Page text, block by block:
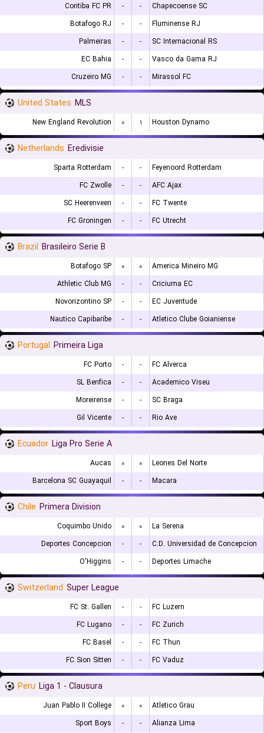
Coritiba FC PR
- -
Chapecoense SC
Botafogo RJ
- -
Fluminense RJ
Palmeiras
- -
SC Internacional RS
EC Bahia
- -
Vasco da Gama RJ
Cruzeiro MG
- - Mirassol FC
United States MLS
New England Revolution ۰ ۱ Houston Dynamo
Netherlands Eredivisie
Sparta Rotterdam - -
Feyenoord Rotterdam
FC Zwolle
- -
AFC Ajax
SC Heerenveen
- -
FC Twente
FC Groningen
- - FC Utrecht
Brazil Brasileiro Serie B
Botafogo SP ۰ ۰
America Mineiro MG
Athletic Club MG
- -
Criciuma EC
Novorizontino SP
- -
EC Juventude
Nautico Capibaribe
- - Atletico Clube Goianiense
Portugal Primeira Liga
FC Porto - -
FC Alverca
SL Benfica
- -
Academico Viseu
Moreirense
- -
SC Braga
Gil Vicente
- - Rio Ave
Ecuador Liga Pro Serie A
Aucas ۰ ۰
Leones Del Norte
Barcelona SC Guayaquil
- - Macara
Chile Primera Division
Coquimbo Unido ۰ ۰
La Serena
Deportes Concepcion
- -
C.D. Universidad de Concepcion
O'Higgins
- - Deportes Limache
Switzerland Super League
FC St. Gallen - -
FC Luzern
FC Lugano
- -
FC Zurich
FC Basel
- -
FC Thun
FC Sion Sitten
- - FC Vaduz
Peru Liga 1 - Clausura
Juan Pablo II College ۰ ۰
Atletico Grau
Sport Boys
- -
Alianza Lima